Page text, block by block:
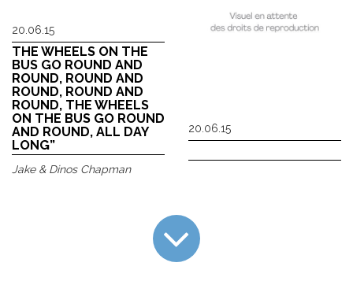
20.06.15
THE WHEELS ON THE
BUS GO ROUND AND
ROUND, ROUND AND
ROUND, ROUND AND
ROUND, THE WHEELS
ON THE BUS GO ROUND
AND ROUND, ALL DAY
LONG”
Jake & Dinos Chapman
20.06.15